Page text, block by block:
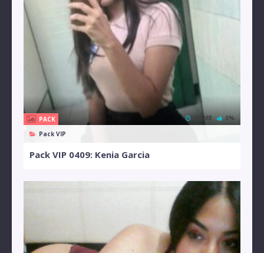
PACK
Pack VIP
63 MB 0%
Pack VIP 0409: Kenia Garcia